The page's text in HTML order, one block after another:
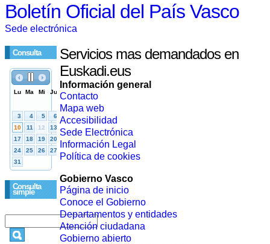
Boletín Oficial del País Vasco
Sede electrónica
Consulta
Consulta
simple
Servicios mas demandados en
Euskadi.eus
Información general
Contacto
Mapa web
Accesibilidad
Sede Electrónica
Información Legal
Política de cookies
Gobierno Vasco
Página de inicio
Conoce el Gobierno
Departamentos y entidades
Atención ciudadana
Gobierno abierto